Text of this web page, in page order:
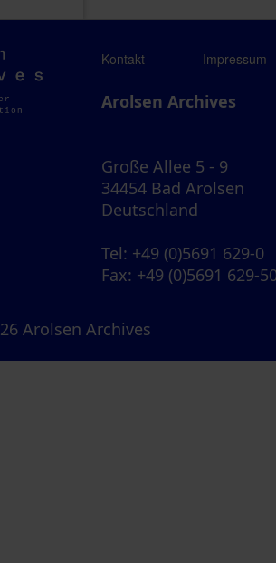
Kontakt Impressum
Arolsen Archives
Große Allee 5 - 9
34454 Bad Arolsen
Deutschland
Tel: +49 (0)5691 629-0
Fax: +49 (0)5691 629-
Arolsen Archives